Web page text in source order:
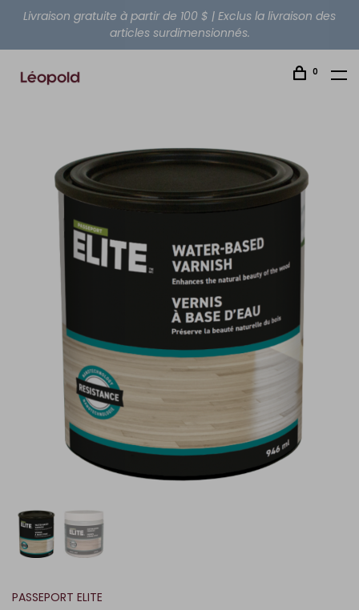
Livraison gratuite à partir de 100 $ | Exclus la livraison des
articles surdimensionnés.
0
PASSEPORT ELITE